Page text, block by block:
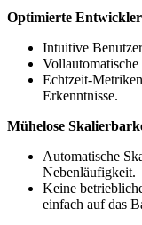
Optimierte
Intuitive
Echtzeit-
Erkenntnisse.
Mühelose
Automatische
Nebenläufigkeit.
Keine
einfach auf das